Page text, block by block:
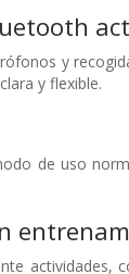
y
y flexible.
de uso
actividades,